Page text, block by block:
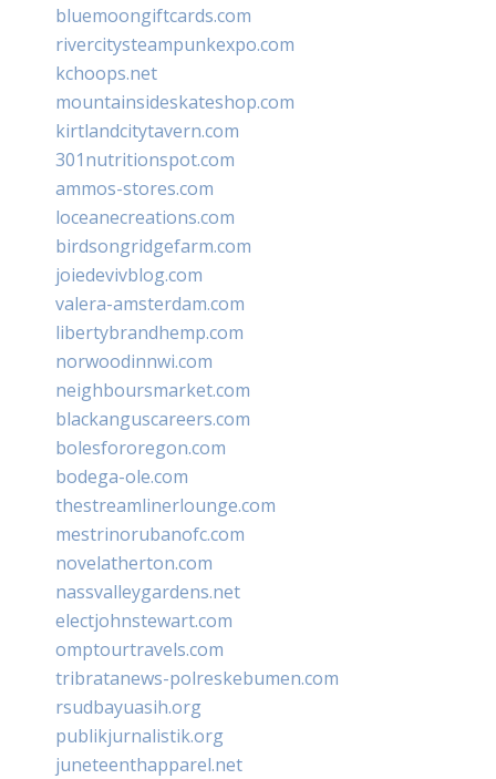
bluemoongiftcards.com
rivercitysteampunkexpo.com
kchoops.net
mountainsideskateshop.com
kirtlandcitytavern.com
301nutritionspot.com
ammos-stores.com
loceanecreations.com
birdsongridgefarm.com
joiedevivblog.com
valera-amsterdam.com
libertybrandhemp.com
norwoodinnwi.com
neighboursmarket.com
blackanguscareers.com
bolesfororegon.com
bodega-ole.com
thestreamlinerlounge.com
mestrinorubanofc.com
novelatherton.com
nassvalleygardens.net
electjohnstewart.com
omptourtravels.com
tribratanews-polreskebumen.com
rsudbayuasih.org
publikjurnalistik.org
juneteenthapparel.net